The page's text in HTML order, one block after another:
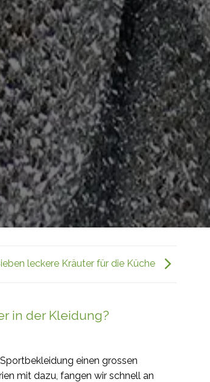
in der Kleidung?
einen grossen
mit dazu, fangen wir schnell an
leckere Kräuter für die Küche